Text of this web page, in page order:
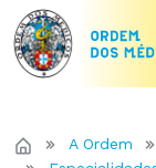
A Ordem